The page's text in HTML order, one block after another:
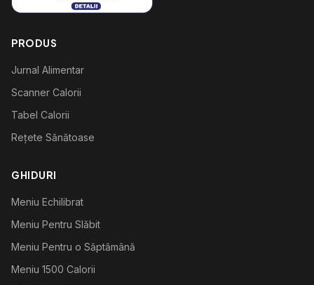
PRODUS
Jurnal Alimentar
Scanner Calorii
Tabel Calorii
Rețete Sănătoase
GHIDURI
Meniu Echilibrat
Meniu Pentru Slăbit
Meniu Pentru o Săptămână
Meniu 1500 Calorii